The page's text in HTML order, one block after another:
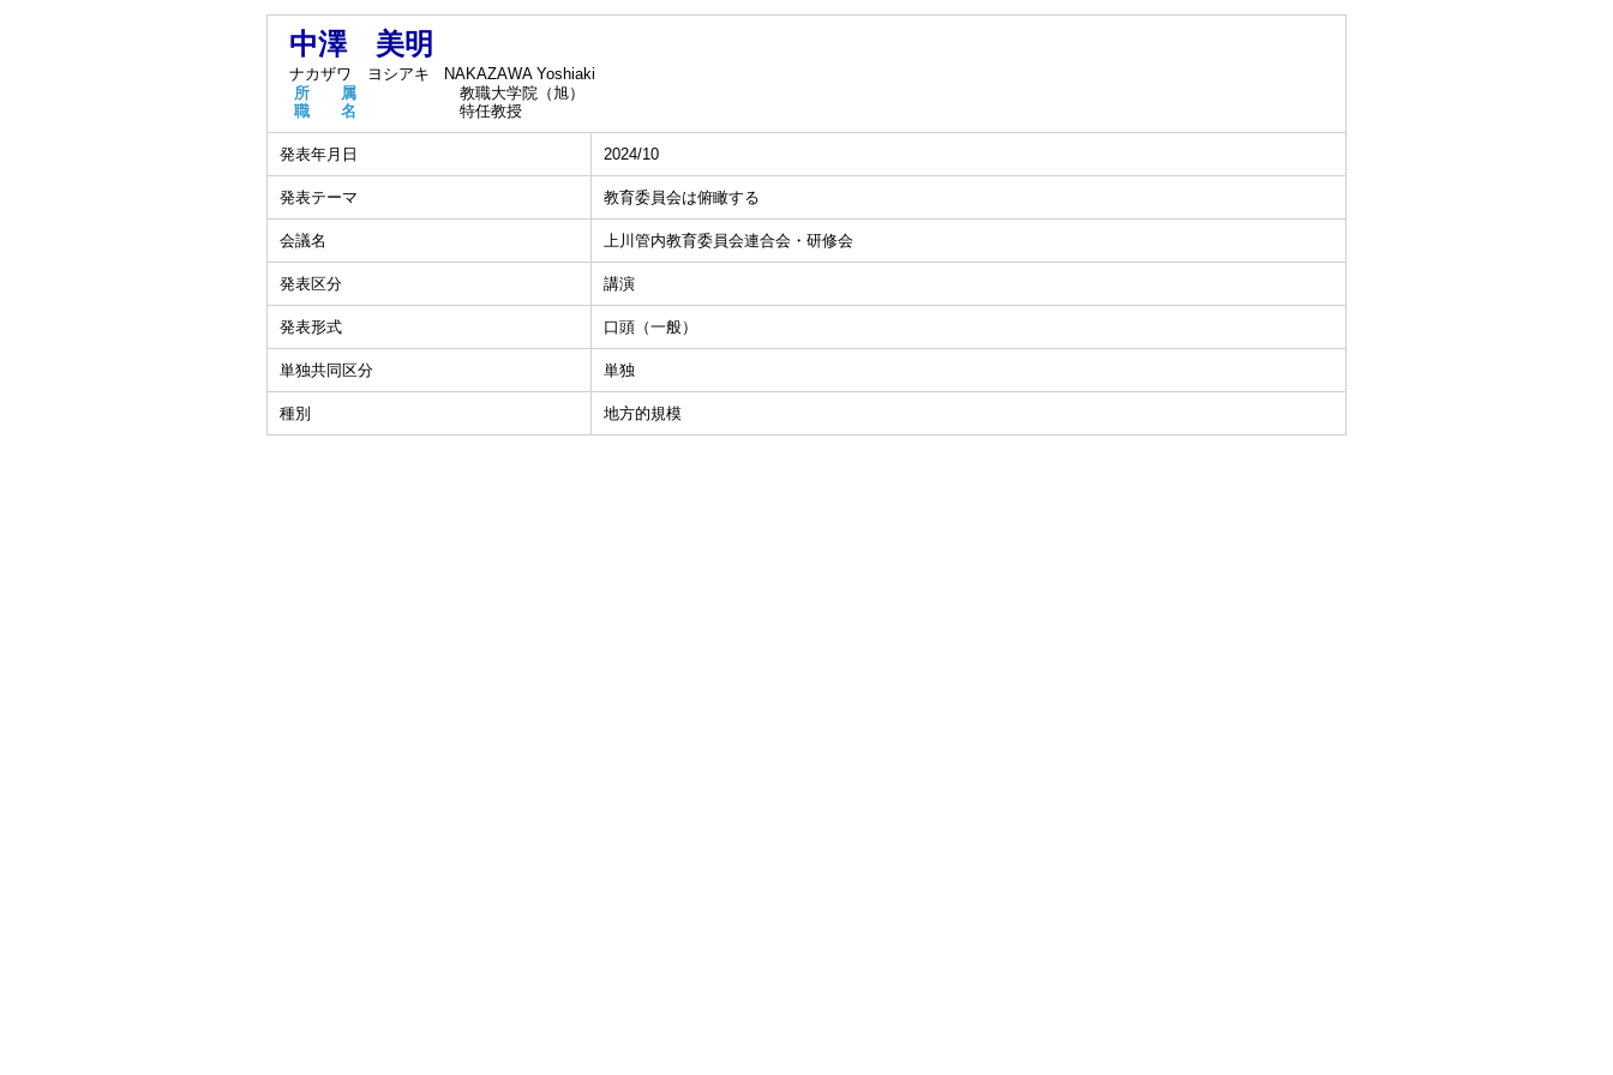
中澤 美明
ナカザワ ヨシアキ
NAKAZAWA Yoshiaki
所 属
教職大学院（旭）
職 名
特任教授
発表年月日 2024/10
発表テーマ 教育委員会は俯瞰する
会議名 上川管内教育委員会連合会・研修会
発表区分 講演
発表形式 口頭（一般）
単独共同区分 単独
種別 地方的規模